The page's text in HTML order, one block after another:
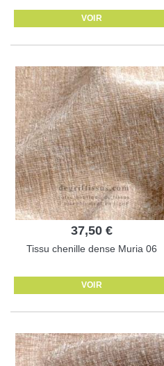
VOIR
37,50 €
Tissu chenille dense Muria 06
VOIR